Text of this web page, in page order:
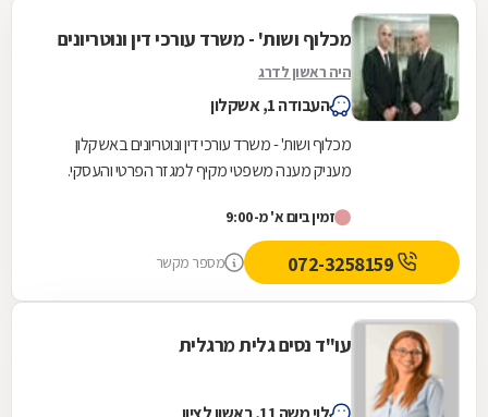
מכלוף ושות' - משרד עורכי דין ונוטריונים
היה ראשון לדרג
העבודה 1, אשקלון
מכלוף ושות' - משרד עורכי דין ונוטריונים באשקלון
מעניק מענה משפטי מקיף למגזר הפרטי והעסקי.
עם...זמין ביום א' מ-9:00
מספר מקשר
עו"ד נסים גלית מרגלית